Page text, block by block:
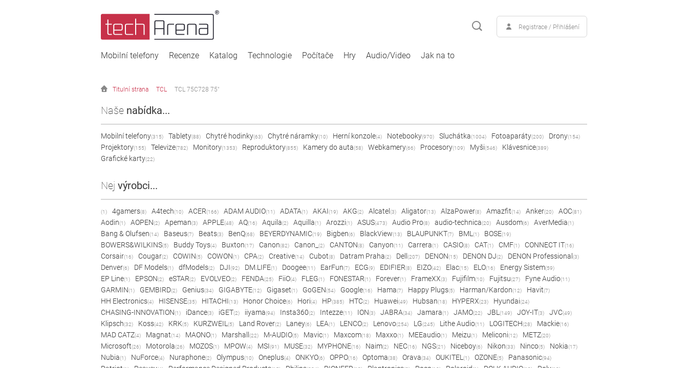
Registrace / Přihlášení
Mobilní telefony Recenze Katalog Technologie Počítače Hry Audio/Video Jak na to
Titulní strana TCL TCL 75C728 75"
Naše nabídka...
Mobilní telefony(315) Tablety(88) Chytré hodinky(63) Chytré náramky(10) Herní konzole(4) Notebooky(970) Sluchátka(1004) Fotoaparáty(200) Drony(154)
Projektory(155) Televize(782) Monitory(1353) Reproduktory(855) Kamery do auta(58) Webkamery(66) Procesory(109) Myši(546) Klávesnice(389)
Grafické karty(22)
Nej výrobci...
(1) 4gamers(8) A4tech(10) ACER(166) ADAM AUDIO(11) ADATA(1) AKAI(19) AKG(2) Alcatel (3) Aligator(13) AlzaPower(8) Amazfit(14) Anker(20) AOC(81)
Aodin(1) AOPEN(2) Apeman(3) APPLE(48) AQ(16) Aquila(2) Aquilla(1) Arozzi(1) ASUS(473) Audio Pro(8) audio-technica(20) Ausdom(6) AverMedia(1)
Bang & Olufsen(14) Baseus(7) Beats(3) BenQ(68) BEYERDYNAMIC(19) Bigben(6) BlackView(13) BLAUPUNKT(7) BML(1) BOSE(19)
BOWERS&WILKINS(5) Buddy Toys(4) Buxton(17) Canon(82) Canon_ (2) CANTON(8) Canyon(11) Carrera(1) CASIO(8) CAT(1) CMF(1) CONNECT IT(16)
Corsair(16) Cougar(2) COWIN(5) COWON(1) CPA(2) Creative(14) Cubot(8) Datram Praha(2) Dell (207) DENON(15) DENON DJ(2) DENON Professional (3)
Denver(6) DF Models(1) dfModels(2) DJI(92) DM.LIFE(1) Doogee(11) EarFun(7) ECG(9) EDIFIER(8) EIZO(42) Elac(15) ELO(16) Energy Sistem(59)
EP Line(1) EPSON(2) eSTAR(2) EVOLVEO(2) FENDA(25) FiiO(4) FLEG(1) FONESTAR(1) Forever(1) FrameXX(3) Fujifilm(10) Fujitsu(27) Fyne Audio(11)
GARMIN(1) GEMBIRD(2) Genius(34) GIGABYTE(12) Gigaset(1) GoGEN(54) Google(16) Hama(7) Happy Plugs(5) Harman/Kardon(12) Havit(7)
HH Electronics(4) HISENSE(35) HITACHI(13) Honor Choice(6) Hori(4) HP(385) HTC(2) Huawei(49) Hubsan(18) HYPERX(23) Hyundai(24)
CHASING-INNOVATION(1) iDance(3) iGET(2) iiyama(94) Insta360(2) Intezze(11) ION(3) JABRA(34) Jamara(1) JAMO(22) JBL(149) JOY-IT(3) JVC(49)
Klipsch(32) Koss(42) KRK(5) KURZWEIL(5) Land Rover(2) Laney(6) LEA(1) LENCO(2) Lenovo(254) LG(245) Lithe Audio(11) LOGITECH(28) Mackie(16)
MAD CATZ(4) Magnat(14) MAONO(1) Marshall (22) M-AUDIO(5) Mavic(1) Maxcom(18) Maxxo(1) MEEaudio(1) Meizu(1) Meliconi(12) METZ(20)
Microsoft(26) Motorola(26) MOZOS(1) MPOW(4) MSI(91) MUSE(32) MYPHONE(16) Naim(2) NEC(16) NGS(21) Niceboy(6) Nikon(33) Ninco(5) Nokia(17)
Nubia(1) NuForce(4) Nuraphone(2) Olympus(10) Oneplus(4) ONKYO(6) OPPO(16) Optoma(38) Orava(34) OUKITEL(1) OZONE(5) Panasonic(94)